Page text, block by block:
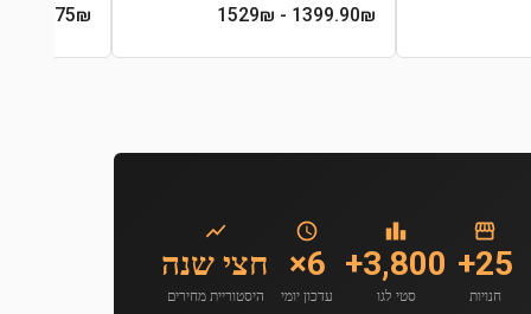
1399.90₪
- 1529₪
213.75₪
25+
חנויות
3,800+
סטי לגו
6×
עדכון יומי
חצי שנה
היסטוריית מחירים